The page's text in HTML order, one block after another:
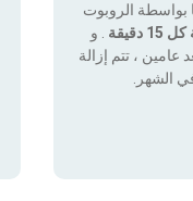
بواسطة الروبوت
. و
عامين ، تتم إزالة
الشهر.